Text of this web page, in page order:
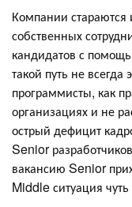
Компании стараются
собственных
кандидатов с
такой путь не
программисты, как
организациях и не
острый дефицит
Senior
вакансию Senior
Middle ситуация